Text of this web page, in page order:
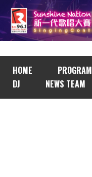
HOME PROGRAM
DJ
NEWS TEAM